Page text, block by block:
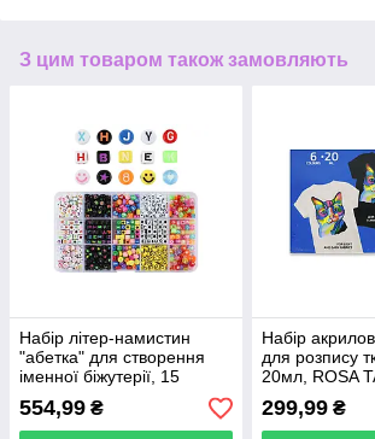
З цим товаром також замовляють
Набір літер-намистин
"абетка" для створення
іменної біжутерії, 15
осередків
554,99 ₴
Набір
для розпису
20мл, ROSA
299,99₴